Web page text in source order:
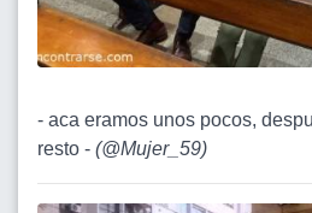
- aca eramos unos pocos,
resto - (@Mujer_59)